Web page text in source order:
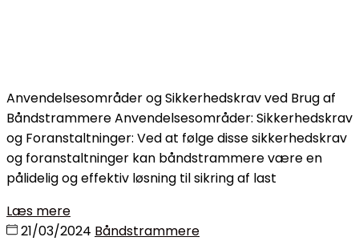
Anvendelsesområder og Sikkerhedskrav ved Brug af
Båndstrammere Anvendelsesområder: Sikkerhedskrav
og Foranstaltninger: Ved at følge disse sikkerhedskrav
og foranstaltninger kan båndstrammere være en
pålidelig og effektiv løsning til sikring af last
Læs mere
21/03/2024 Båndstrammere